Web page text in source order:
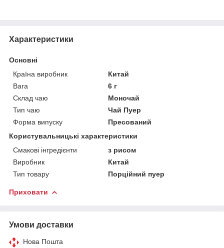
Характеристики
Основні
Країна виробник
Китай
Вага
6 г
Склад чаю
Моночай
Тип чаю
Чай Пуер
Форма випуску
Пресований
Користувальницькі характеристики
Смакові інгредієнти
з рисом
Виробник
Китай
Тип товару
Порційний пуер
Приховати
Умови доставки
Нова Пошта